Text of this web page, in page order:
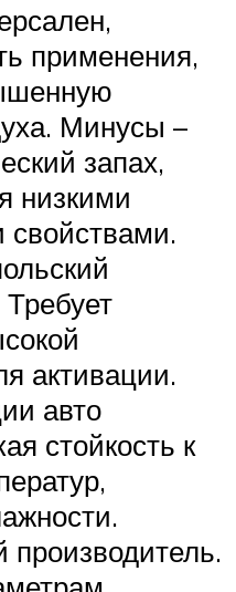
применения,
Минусы –
запах,
низкими
активации.
авто
стойкость к
производитель.